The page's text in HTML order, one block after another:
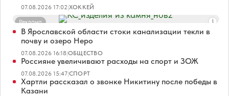
07.08.2026 17:02|ХОККЕЙ
Реклама
В Ярославской области стоки канализации текли в
почву и озеро Неро
07.08.2026 16:18|ОБЩЕСТВО
Россияне увеличивают расходы на спорт и ЗОЖ
07.08.2026 15:47|СПОРТ
Хартли рассказал о звонке Никитину после победы в
Казани